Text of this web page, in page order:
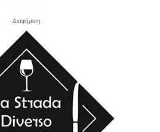
- Διαφήμιση -